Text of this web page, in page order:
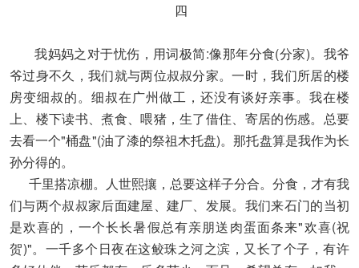
四
我妈妈之对于忧伤，用词极简:像那年分食(分家)。我爷
爷过身不久，我们就与两位叔叔分家。一时，我们所居的楼
房变细叔的。细叔在广州做工，还没有谈好亲事。我在楼
上、楼下读书、煮食、喂猪，生了借住、寄居的伤感。总要
去看一个"桶盘"(油了漆的祭祖木托盘)。那托盘算是我作为长
孙分得的。
千里搭凉棚。人世熙攘，总要这样子分合。分食，才有我
们与两个叔叔家后面建屋、建厂、发展。我们来石门的当初
是欢喜的，一个长长暑假总有亲朋送肉蛋面条来"欢喜(祝
贺)"。一千多个日夜在这鲛珠之河之滨，又长了个子，有许